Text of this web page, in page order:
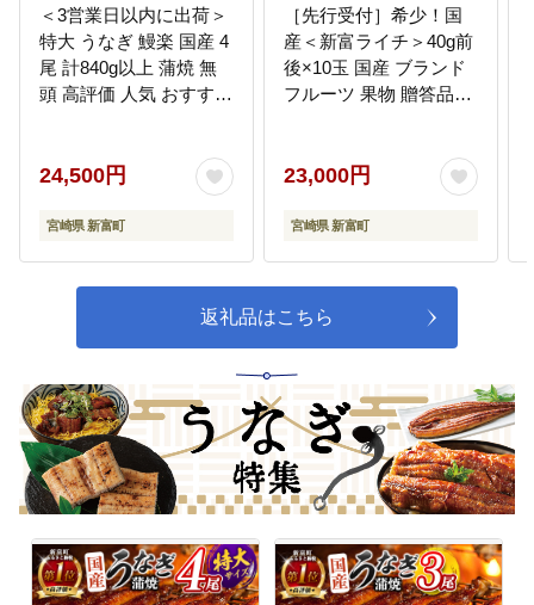
＜3営業日以内に出荷＞
特大 うなぎ 鰻楽 国産 4
尾 計840g以上 蒲焼 無
頭 高評価 人気 おすすめ
物 スピード便【C388-
24,500円
宮崎県 新富町
［先行受付］希少！国
産＜新富ライチ＞40g前
後×10玉 国産 ブランド
フルーツ 果物 贈答品
23,000円
宮崎県 新富町
返礼品はこちら